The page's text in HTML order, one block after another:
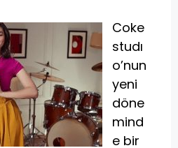
Coke
studı
o’nun
yeni
döne
mind
e bir